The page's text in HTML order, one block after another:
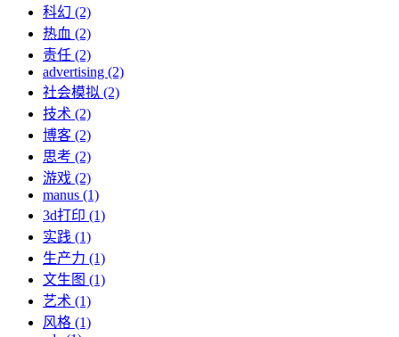
科幻 (2)
热血 (2)
责任 (2)
advertising (2)
社会模拟 (2)
技术 (2)
博客 (2)
思考 (2)
游戏 (2)
manus (1)
3d打印 (1)
实践 (1)
生产力 (1)
文生图 (1)
艺术 (1)
风格 (1)